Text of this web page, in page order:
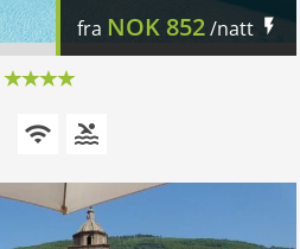
fra NOK 852/natt